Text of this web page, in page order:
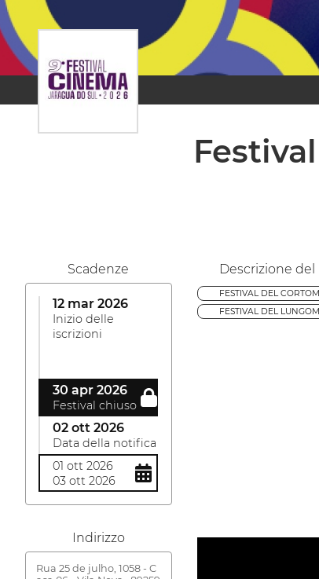
Scadenze
12 mar 2026
Inizio delle
iscrizioni
30 apr 2026
Festival chiuso
02 ott 2026
Data della notifica
01 ott 2026
03 ott 2026
Indirizzo
Rua 25 de julho, 1058 - C
Descrizione del
FESTIVAL DEL
FESTIVAL DEL